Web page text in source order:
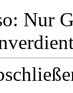
Nur